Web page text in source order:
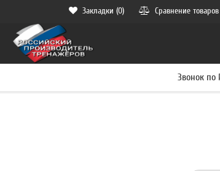
Закладки (0) Сравнение
Звонок по